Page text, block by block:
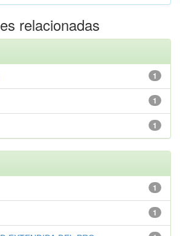
relacionadas
1
1
1
1
1